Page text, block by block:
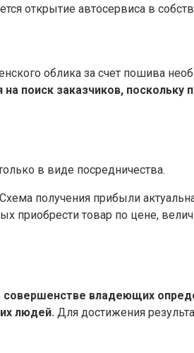
открытие автосервиса в
облика за счет пошива
поиск заказчиков,
в виде посредничества.
получения прибыли
приобрести товар по цене,
владеющих
людей. Для достижения